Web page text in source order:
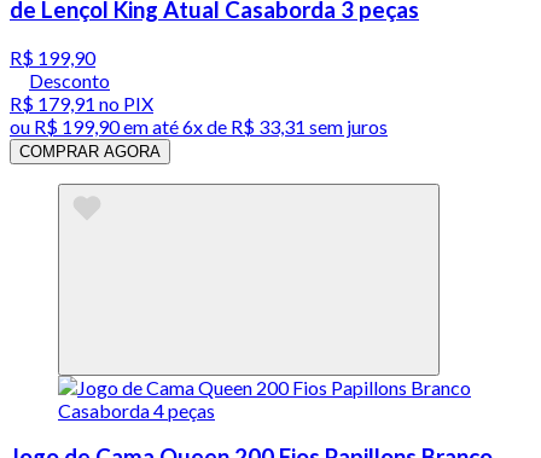
de Lençol King Atual Casaborda 3 peças
R$ 199,90
Desconto
R$ 179,91 no PIX
ou R$ 199,90em até6x de R$ 33,31 sem juros
COMPRAR AGORA